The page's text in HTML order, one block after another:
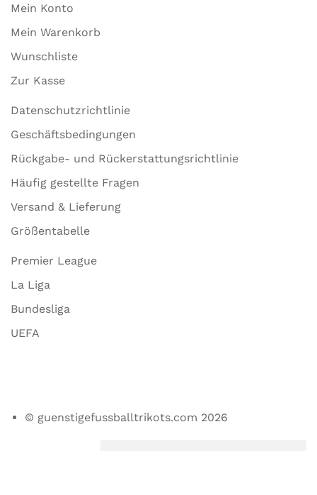
Mein Konto
Mein Warenkorb
Wunschliste
Zur Kasse
Datenschutzrichtlinie
Geschäftsbedingungen
Rückgabe- und Rückerstattungsrichtlinie
Häufig gestellte Fragen
Versand & Lieferung
Größentabelle
Premier League
La Liga
Bundesliga
UEFA
© guenstigefussballtrikots.com 2026